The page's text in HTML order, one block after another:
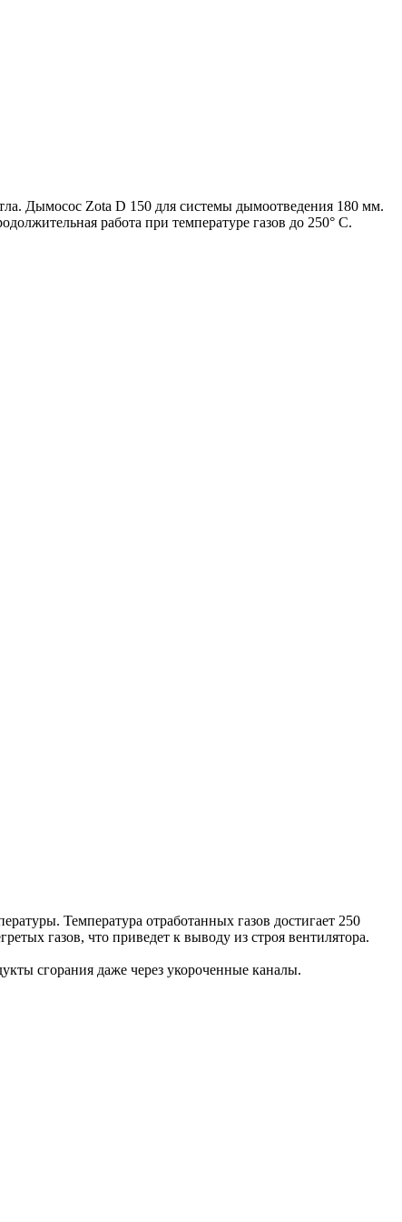
Дымосос Zota D 150 для системы дымоотведения 180 мм.
работа при температуре газов до 250° С.
Температура отработанных газов достигает 250
газов, что приведет к выводу из строя вентилятора.
сгорания даже через укороченные каналы.